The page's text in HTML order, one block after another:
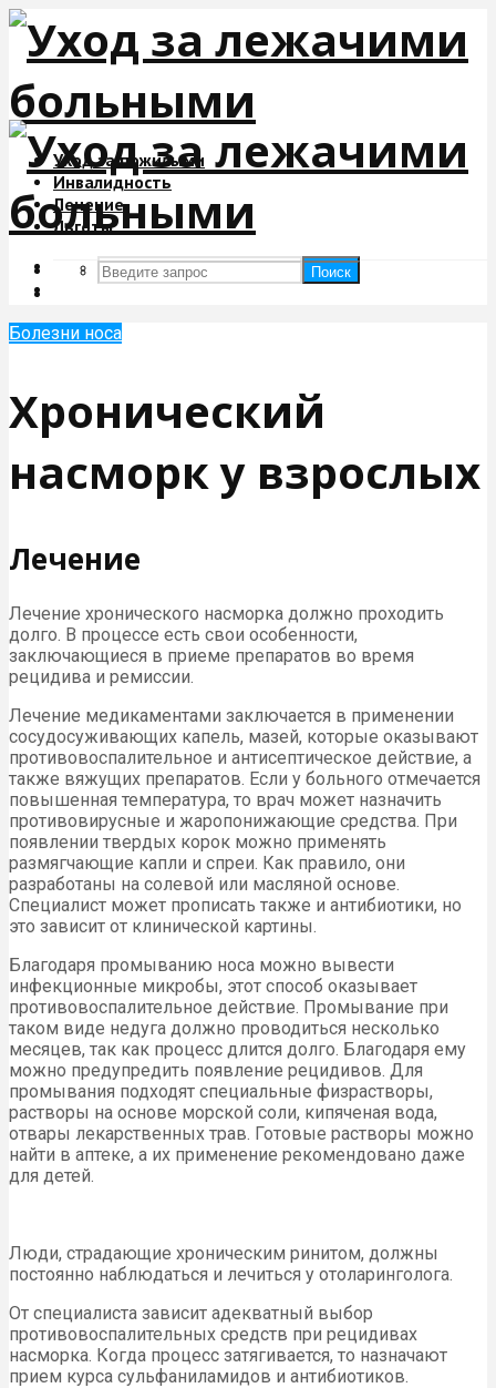
Уход за пожилыми
Инвалидность
Лечение
Льготы
Поиск
Поиск
Болезни носа
Хронический
насморк у взрослых
Лечение
Лечение хронического насморка должно проходить
долго. В процессе есть свои особенности,
заключающиеся в приеме препаратов во время
рецидива и ремиссии.
Лечение медикаментами заключается в применении
сосудосуживающих капель, мазей, которые оказывают
противовоспалительное и антисептическое действие, а
также вяжущих препаратов. Если у больного отмечается
повышенная температура, то врач может назначить
противовирусные и жаропонижающие средства. При
появлении твердых корок можно применять
размягчающие капли и спреи. Как правило, они
разработаны на солевой или масляной основе.
Специалист может прописать также и антибиотики, но
это зависит от клинической картины.
Благодаря промыванию носа можно вывести
инфекционные микробы, этот способ оказывает
противовоспалительное действие. Промывание при
таком виде недуга должно проводиться несколько
месяцев, так как процесс длится долго. Благодаря ему
можно предупредить появление рецидивов. Для
промывания подходят специальные физрастворы,
растворы на основе морской соли, кипяченая вода,
отвары лекарственных трав. Готовые растворы можно
найти в аптеке, а их применение рекомендовано даже
для детей.
Люди, страдающие хроническим ринитом, должны
постоянно наблюдаться и лечиться у отоларинголога.
От специалиста зависит адекватный выбор
противовоспалительных средств при рецидивах
насморка. Когда процесс затягивается, то назначают
прием курса сульфаниламидов и антибиотиков.